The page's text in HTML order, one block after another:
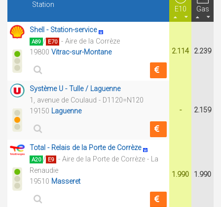
Station
E10 Gas
Shell - Station-service
A89 / E70 - Aire de la Corrèze
19800 Vitrac-sur-Montane 2.114 2.239
Système U - Tulle / Laguenne
1, avenue de Coulaud - D1120=N120
19150 Laguenne - 2.159
Total - Relais de la Porte de Corrèze
A20 / E9 - Aire de la Porte de Corrèze - La
Renaudie
19510 Masseret
1.990 1.990